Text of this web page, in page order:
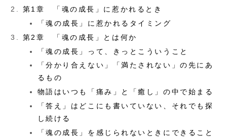
第1章 「魂の成長」に惹かれるとき
「魂の成長」に惹かれるタイミング
第2章 「魂の成長」とは何か
「魂の成長」って、きっとこういうこと
「分かり合えない」「満たされない」の先にあ
るもの
物語はいつも「痛み」と「癒し」の中で始まる
「答え」はどこにも書いていない、それでも探
し続ける
「魂の成長」を感じられないときにできること